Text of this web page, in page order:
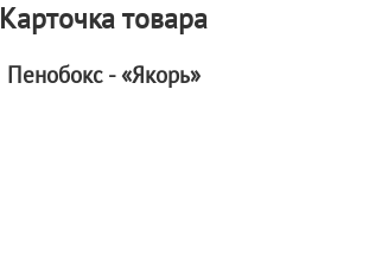
Карточка товара
Пенобокс - «Якорь»